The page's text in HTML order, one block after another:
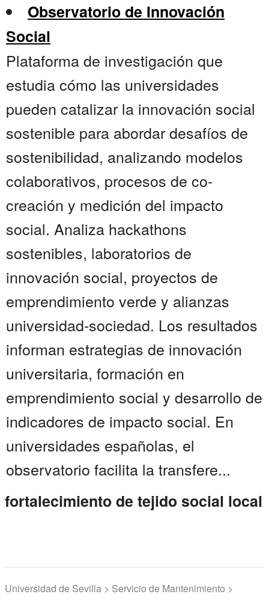
Observatorio de Innovación
Social
Plataforma de investigación que
estudia cómo las universidades
pueden catalizar la innovación social
sostenible para abordar desafíos de
sostenibilidad, analizando modelos
colaborativos, procesos de co-
creación y medición del impacto
social. Analiza hackathons
sostenibles, laboratorios de
innovación social, proyectos de
emprendimiento verde y alianzas
universidad-sociedad. Los resultados
informan estrategias de innovación
universitaria, formación en
emprendimiento social y desarrollo de
indicadores de impacto social. En
universidades españolas, el
observatorio facilita la transfere...
fortalecimiento de tejido social local
Universidad de Sevilla > Servicio de Mantenimiento >